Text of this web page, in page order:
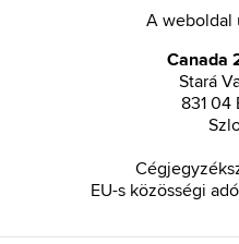
A weboldal
Canada
Stará
831 04
EU-s közösségi